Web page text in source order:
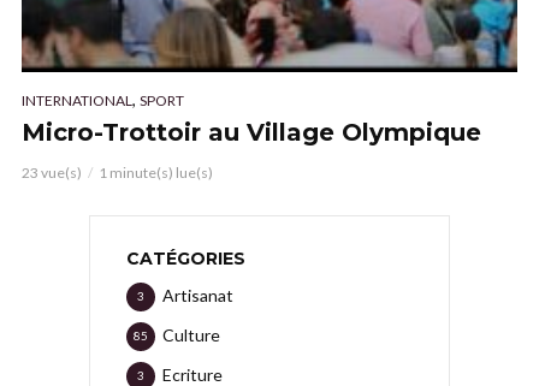
INTERNATIONAL , SPORT
Micro-Trottoir au Village Olympique
23 vue(s) 1 minute(s) lue(s)
CATÉGORIES
Artisanat
3
Culture
85
Ecriture
3